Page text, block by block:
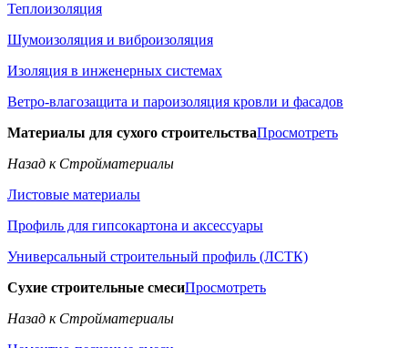
Теплоизоляция
Шумоизоляция и виброизоляция
Изоляция в инженерных системах
Ветро-влагозащита и пароизоляция кровли и фасадов
Материалы для сухого строительстваПросмотреть
Назад к Стройматериалы
Листовые материалы
Профиль для гипсокартона и аксессуары
Универсальный строительный профиль (ЛСТК)
Сухие строительные смесиПросмотреть
Назад к Стройматериалы